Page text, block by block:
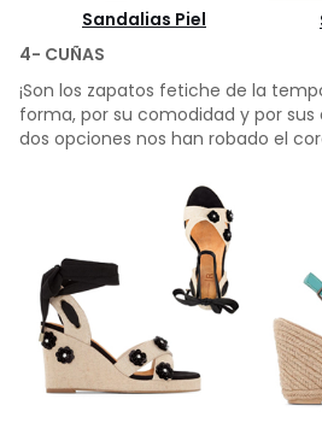
Sandalias Piel
4- CUÑAS
¡Son los zapatos fetiche de la
forma, por su comodidad y por sus
dos opciones nos han robado el